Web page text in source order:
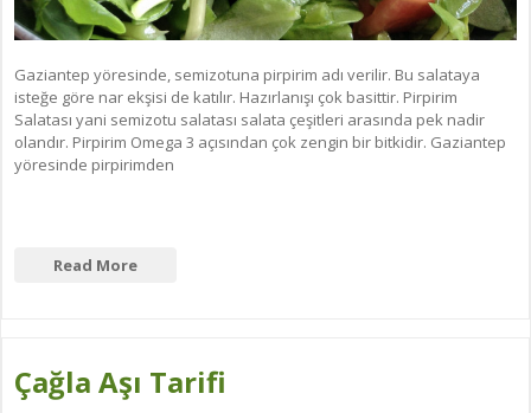
Gaziantep yöresinde, semizotuna pirpirim adı verilir. Bu salataya
isteğe göre nar ekşisi de katılır. Hazırlanışı çok basittir. Pirpirim
Salatası yani semizotu salatası salata çeşitleri arasında pek nadir
olandır. Pirpirim Omega 3 açısından çok zengin bir bitkidir. Gaziantep
yöresinde pirpirimden
Read More
Çağla Aşı Tarifi